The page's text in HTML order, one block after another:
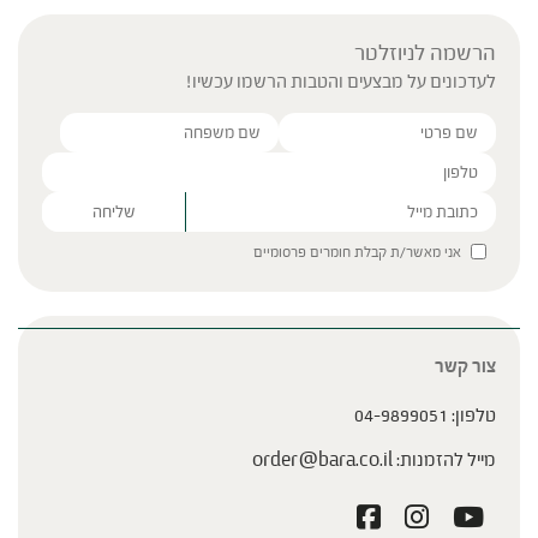
הרשמה לניוזלטר
לעדכונים על מבצעים והטבות הרשמו עכשיו!
Please leave this field empty.
אני מאשר/ת קבלת חומרים פרסומיים
צור קשר
טלפון: 04-9899051
מייל להזמנות: order@bara.co.il